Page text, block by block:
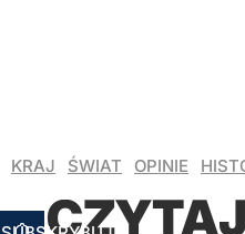
KRAJ ŚWIAT OPINIE